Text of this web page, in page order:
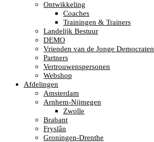
Ontwikkeling
Coaches
Trainingen & Trainers
Landelijk Bestuur
DEMO
Vrienden van de Jonge Democraten
Partners
Vertrouwenspersonen
Webshop
Afdelingen
Amsterdam
Arnhem-Nijmegen
Zwolle
Brabant
Fryslân
Groningen-Drenthe